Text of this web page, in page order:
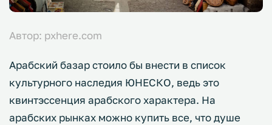
Автор: pxhere.com
Арабский базар стоило бы внести в список
культурного наследия ЮНЕСКО, ведь это
квинтэссенция арабского характера. На
арабских рынках можно купить все, что душе